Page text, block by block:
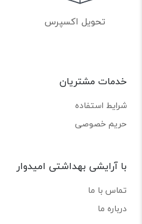
تحویل اکسپرس
خدمات مشتریان
شرایط استفاده
حریم خصوصی
با آرایشی بهداشتی امیدوار
تماس با ما
درباره ما